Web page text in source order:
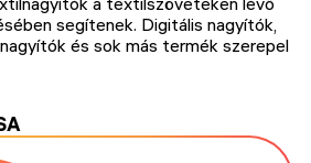
segítenek. Digitális nagyítók,
és sok más termék szerepel